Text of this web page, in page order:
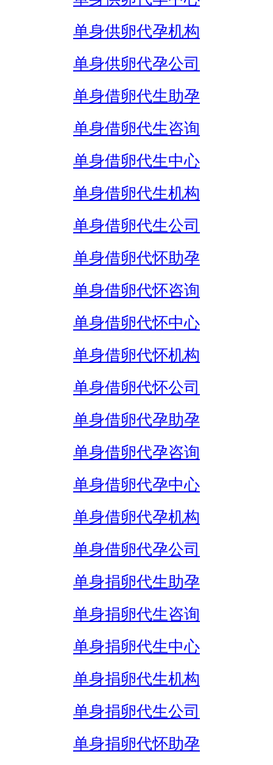
单身供卵代孕机构
单身供卵代孕公司
单身借卵代生助孕
单身借卵代生咨询
单身借卵代生中心
单身借卵代生机构
单身借卵代生公司
单身借卵代怀助孕
单身借卵代怀咨询
单身借卵代怀中心
单身借卵代怀机构
单身借卵代怀公司
单身借卵代孕助孕
单身借卵代孕咨询
单身借卵代孕中心
单身借卵代孕机构
单身借卵代孕公司
单身捐卵代生助孕
单身捐卵代生咨询
单身捐卵代生中心
单身捐卵代生机构
单身捐卵代生公司
单身捐卵代怀助孕